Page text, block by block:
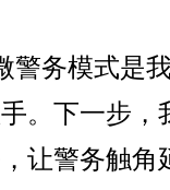
警务模式是
。下一步，
让警务触角